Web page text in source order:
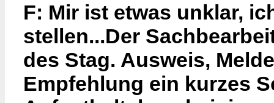
F: Mir ist etwas unklar,
stellen...Der
des Stag. Ausweis,
Empfehlung ein kurzes